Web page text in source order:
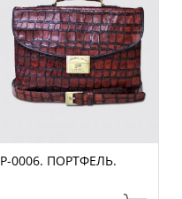
P-0006. ПОРТФЕЛЬ.